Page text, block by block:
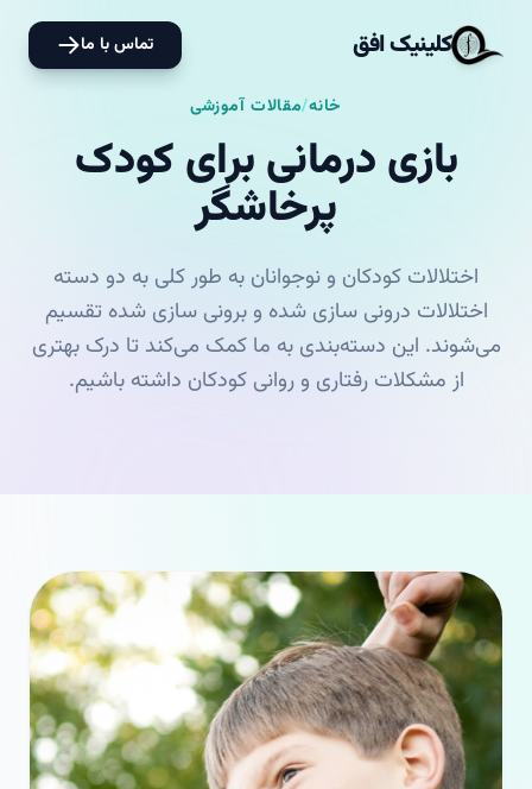
کلینیک افق تماس با ما
خانه/مقالات آموزشی
بازی درمانی برای کودک
پرخاشگر
اختلالات کودکان و نوجوانان به طور کلی به دو دسته
اختلالات درونی سازی شده و برونی سازی شده تقسیم
می‌شوند. این دسته‌بندی به ما کمک می‌کند تا درک بهتری
از مشکلات رفتاری و روانی کودکان داشته باشیم.